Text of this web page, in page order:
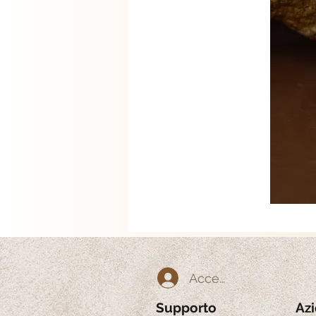
Accedi
Supporto